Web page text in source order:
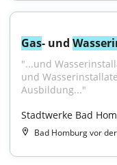
Gas- und Wasser
"...und
und
Ausbildung..."
Stadtwerke Bad
Bad Homburg vor